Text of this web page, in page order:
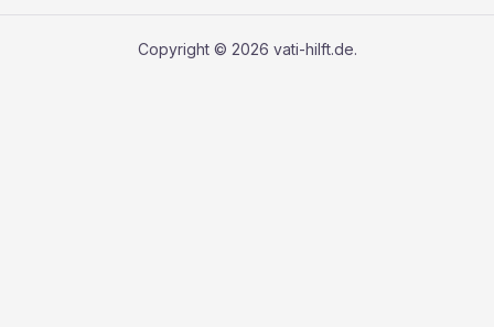
Copyright © 2026 vati-hilft.de.